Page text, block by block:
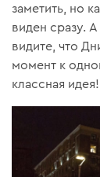
заметить, но
виден сразу.
видите, что
момент к
классная идея!